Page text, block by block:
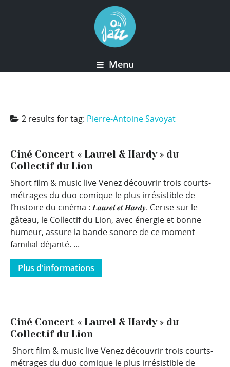
Menu
2 results fortag: Pierre-Antoine Savoyat
Ciné Concert « Laurel & Hardy » du
Collectif du Lion
Short film & music live Venez découvrir trois courts-
métrages du duo comique le plus irrésistible de
l’histoire du cinéma : 𝑳𝒂𝒖𝒓𝒆𝒍 𝒆𝒕 𝑯𝒂𝒓𝒅𝒚. Cerise sur le
gâteau, le Collectif du Lion, avec énergie et bonne
humeur, assure la bande sonore de ce moment
familial déjanté. ...
Plus d'informations
Ciné Concert « Laurel & Hardy » du
Collectif du Lion
Short film & music live Venez découvrir trois courts-
métrages du duo comique le plus irrésistible de